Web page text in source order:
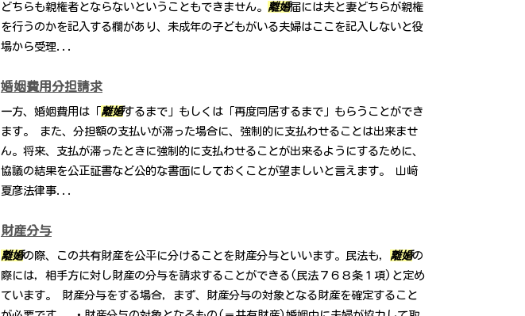
どちらも親権者とならないということもできません。 離婚届には夫と妻どちらが親権
を行うのかを記入する欄があり、未成年の子どもがいる夫婦はここを記入しないと役
場から受理...
婚姻費用分担請求
一方、婚姻費用は「 離婚するまで」もしくは「再度同居するまで」もらうことができ
ます。 また、分担額の支払いが滞った場合に、強制的に支払わせることは出来ませ
ん。将来、支払が滞ったときに強制的に支払わせることが出来るようにするために、
協議の結果を公正証書など公的な書面にしておくことが望ましいと言えます。 山﨑
夏彦法律事...
財産分与
離婚の際、この共有財産を公平に分けることを財産分与といいます。民法も， 離婚の
際には，相手方に対し財産の分与を請求することができる(民法７６８条１項)と定め
ています。 財産分与をする場合，まず、財産分与の対象となる財産を確定すること